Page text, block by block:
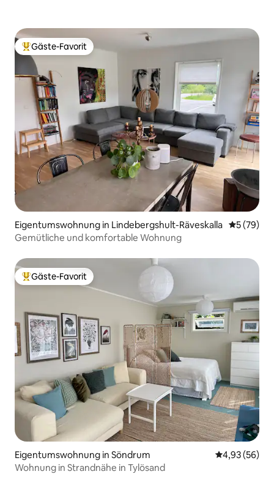
Beliebter Gäste-Favorit.
Gäste-Favorit
Eigentumswohnung in Lindebergshult-Räveskalla
5 (79)
Gemütliche und komfortable Wohnung
Beliebter Gäste-Favorit.
Gäste-Favorit
Eigentumswohnung in Söndrum
4,93 (56)
Wohnung in Strandnähe in Tylösand